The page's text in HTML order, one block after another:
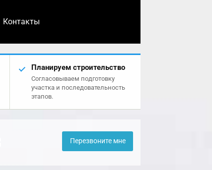
Контакты
Планируем строительство
Согласовываем подготовку
участка и последовательность
этапов.
Перезвоните мне